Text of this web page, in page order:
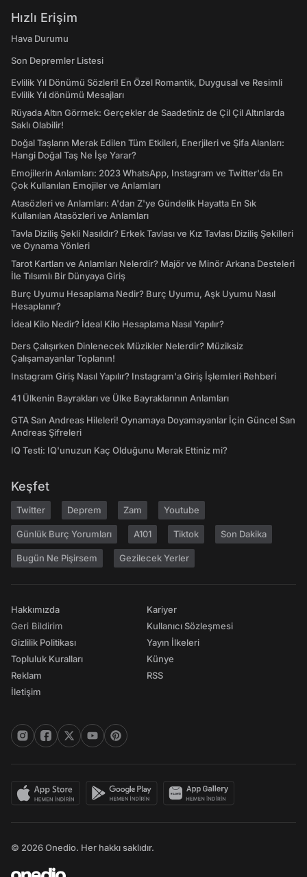
Hızlı Erişim
Hava Durumu
Son Depremler Listesi
Evlilik Yıl Dönümü Sözleri! En Özel Romantik, Duygusal ve Resimli
Evlilik Yıl dönümü Mesajları
Rüyada Altın Görmek: Gerçekler de Saadetiniz de Çil Çil Altınlarda
Saklı Olabilir!
Doğal Taşların Merak Edilen Tüm Etkileri, Enerjileri ve Şifa Alanları:
Hangi Doğal Taş Ne İşe Yarar?
Emojilerin Anlamları: 2023 WhatsApp, Instagram ve Twitter'da En
Çok Kullanılan Emojiler ve Anlamları
Atasözleri ve Anlamları: A'dan Z'ye Gündelik Hayatta En Sık
Kullanılan Atasözleri ve Anlamları
Tavla Diziliş Şekli Nasıldır? Erkek Tavlası ve Kız Tavlası Diziliş Şekilleri
ve Oynama Yönleri
Tarot Kartları ve Anlamları Nelerdir? Majör ve Minör Arkana Desteleri
İle Tılsımlı Bir Dünyaya Giriş
Burç Uyumu Hesaplama Nedir? Burç Uyumu, Aşk Uyumu Nasıl
Hesaplanır?
İdeal Kilo Nedir? İdeal Kilo Hesaplama Nasıl Yapılır?
Ders Çalışırken Dinlenecek Müzikler Nelerdir? Müziksiz
Çalışamayanlar Toplanın!
Instagram Giriş Nasıl Yapılır? Instagram'a Giriş İşlemleri Rehberi
41 Ülkenin Bayrakları ve Ülke Bayraklarının Anlamları
GTA San Andreas Hileleri! Oynamaya Doyamayanlar İçin Güncel San
Andreas Şifreleri
IQ Testi: IQ'unuzun Kaç Olduğunu Merak Ettiniz mi?
Keşfet
Twitter Deprem Zam Youtube
Günlük Burç Yorumları A101 Tiktok Son Dakika
Bugün Ne Pişirsem Gezilecek Yerler
Hakkımızda
Geri Bildirim
Gizlilik Politikası
Topluluk Kuralları
Reklam
İletişim
Kariyer
Kullanıcı Sözleşmesi
Yayın İlkeleri
Künye
RSS
© 2026 Onedio. Her hakkı saklıdır.